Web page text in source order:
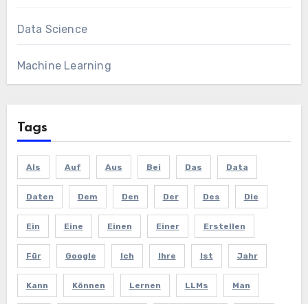
Data Science
Machine Learning
Tags
Als Auf Aus Bei Das Data
Daten Dem Den Der Des Die
Ein Eine Einen Einer Erstellen
Für Google Ich Ihre Ist Jahr
Kann Können Lernen LLMs Man